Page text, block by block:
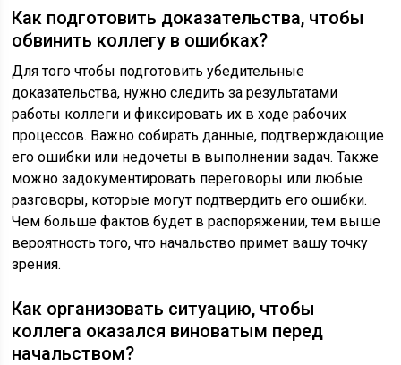
Как подготовить доказательства, чтобы
обвинить коллегу в ошибках?
Для того чтобы подготовить убедительные
доказательства, нужно следить за результатами
работы коллеги и фиксировать их в ходе рабочих
процессов. Важно собирать данные, подтверждающие
его ошибки или недочеты в выполнении задач. Также
можно задокументировать переговоры или любые
разговоры, которые могут подтвердить его ошибки.
Чем больше фактов будет в распоряжении, тем выше
вероятность того, что начальство примет вашу точку
зрения.
Как организовать ситуацию, чтобы
коллега оказался виноватым перед
начальством?